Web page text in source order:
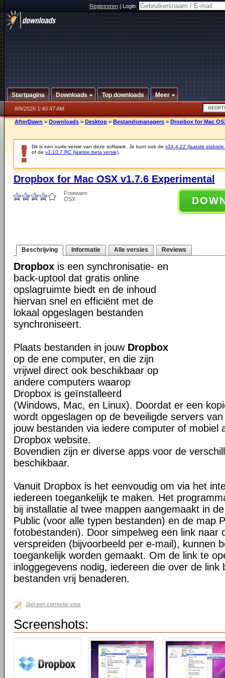
Registreren|Login:
Startpagina Downloads Top downloads Meer
8/9/2026 1:40:47 AM
AfterDawn > Downloads > Desktop > Bestandsmanagers > Dropbox for Mac
Dit is een oude versie van deze software. Je kunt ook de v34.4.22 (laatste stabiele
of de v3.10.7 RC (laatste beta versie)
Dropbox for Mac OSX v1.7.6 Experimental
Freeware
OSX
Beschrijving Informatie Alle versies Reviews
Dropbox is een synchronisatie- en
back-uptool dat gratis online
opslagruimte biedt en de inhoud
hiervan snel en efficiënt met de
lokaal opgeslagen bestanden
synchroniseert.
Plaats bestanden in jouw Dropbox
op de ene computer, en die zijn
vrijwel direct ook beschikbaar op
andere computers waarop
Dropbox is geïnstalleerd
(Windows, Mac, en Linux). Doordat er een
wordt opgeslagen op de beveiligde servers
jouw bestanden via iedere computer of mobiel
Dropbox website.
Bovendien zijn er diverse apps voor de
beschikbaar.
Vanuit Dropbox is het eenvoudig om via het
iedereen toegankelijk te maken. Het
bij installatie al twee mappen aangemaakt in
Public (voor alle typen bestanden) en de map
fotobestanden). Door simpelweg een link naar
verspreiden (bijvoorbeeld per e-mail), kunnen
toegankelijk worden gemaakt. Om de link te
inloggegevens nodig, iedereen die over de link
bestanden vrij benaderen.
Stel een correctie voor
Screenshots: